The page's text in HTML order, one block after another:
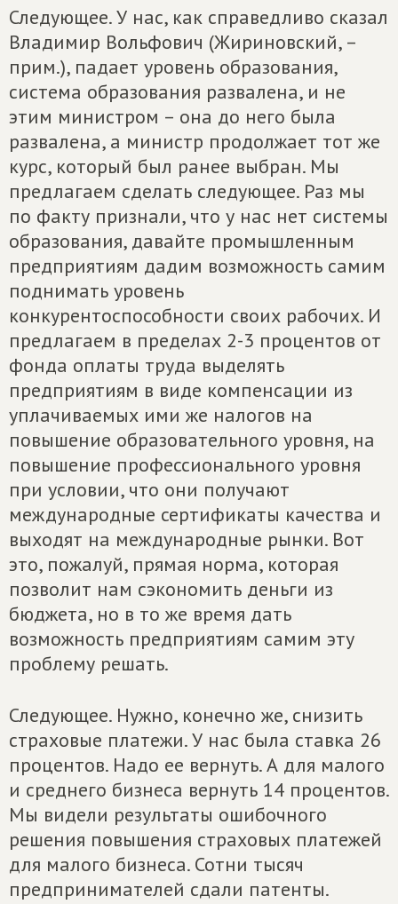
Следующее. У нас, как справедливо сказал
Владимир Вольфович (Жириновский, –
прим.), падает уровень образования,
система образования развалена, и не
этим министром – она до него была
развалена, а министр продолжает тот же
курс, который был ранее выбран. Мы
предлагаем сделать следующее. Раз мы
по факту признали, что у нас нет системы
образования, давайте промышленным
предприятиям дадим возможность самим
поднимать уровень
конкурентоспособности своих рабочих. И
предлагаем в пределах 2-3 процентов от
фонда оплаты труда выделять
предприятиям в виде компенсации из
уплачиваемых ими же налогов на
повышение образовательного уровня, на
повышение профессионального уровня
при условии, что они получают
международные сертификаты качества и
выходят на международные рынки. Вот
это, пожалуй, прямая норма, которая
позволит нам сэкономить деньги из
бюджета, но в то же время дать
возможность предприятиям самим эту
проблему решать.
Следующее. Нужно, конечно же, снизить
страховые платежи. У нас была ставка 26
процентов. Надо ее вернуть. А для малого
и среднего бизнеса вернуть 14 процентов.
Мы видели результаты ошибочного
решения повышения страховых платежей
для малого бизнеса. Сотни тысяч
предпринимателей сдали патенты.